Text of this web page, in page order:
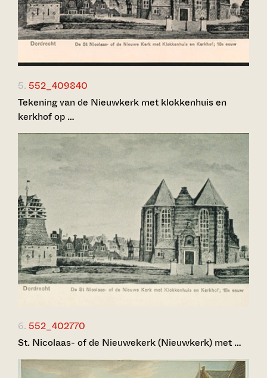
5. 552_409840
Tekening van de Nieuwkerk met klokkenhuis en
kerkhof op …
6. 552_402770
St. Nicolaas- of de Nieuwekerk (Nieuwkerk) met …